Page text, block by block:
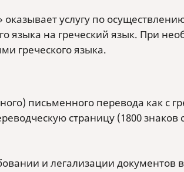
услугу по
языка на греческий язык. При
греческого языка.
письменного перевода как с
страницу (1800
и легализации документов